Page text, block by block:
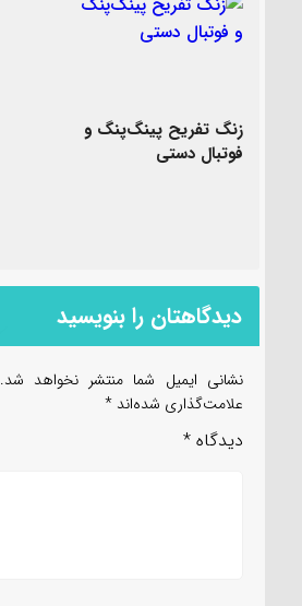
زنگ تفریح پینگ‌پنگ و
فوتبال دستی
دیدگاهتان را بنویسید
نشانی ایمیل شما منتشر نخواهد شد.
علامت‌گذاری شده‌اند *
دیدگاه *